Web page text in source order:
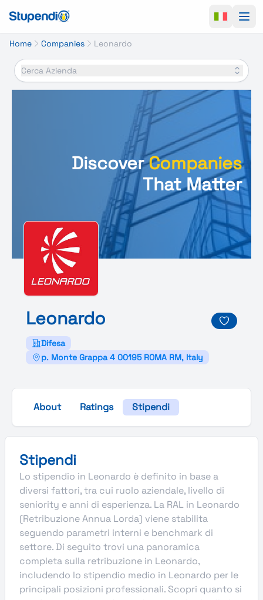
Home Companies Leonardo
Cerca Azienda
DiscoverCompanies
That Matter
Leonardo
Difesa
p. Monte Grappa 4 00195 ROMA RM, Italy
About Ratings Stipendi
Stipendi
Lo stipendio in Leonardo è definito in base a
diversi fattori, tra cui ruolo aziendale, livello di
seniority e anni di esperienza. La RAL in Leonardo
(Retribuzione Annua Lorda) viene stabilita
seguendo parametri interni e benchmark di
settore. Di seguito trovi una panoramica
completa sulla retribuzione in Leonardo,
includendo lo stipendio medio in Leonardo per le
principali posizioni professionali. Scopri quanto si